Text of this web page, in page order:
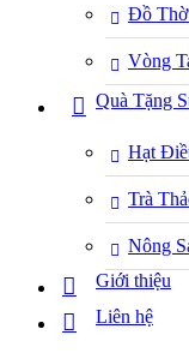
Đồ
Vòng
Quà Tặng
Hạt
Trà
Nông
Giới thiệu
Liên hệ